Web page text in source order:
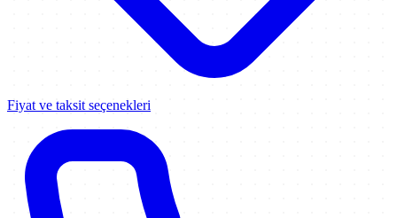
Fiyat ve taksit seçenekleri